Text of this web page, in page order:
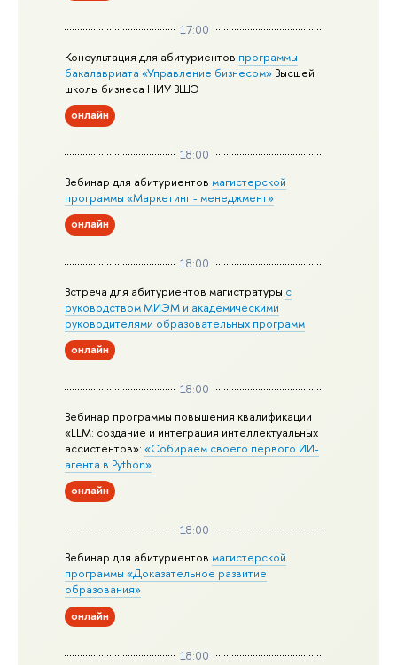
17:00
Консультация для абитуриентов программы
бакалавриата «Управление бизнесом» Высшей
школы бизнеса НИУ ВШЭ
онлайн
18:00
Вебинар для абитуриентовмагистерской
программы «Маркетинг - менеджмент»
онлайн
18:00
Встреча для абитуриентов магистратуры с
руководством МИЭМ и академическими
руководителями образовательных программ
онлайн
18:00
Вебинар программы повышения квалификации
«LLM: создание и интеграция интеллектуальных
ассистентов»:«Собираем своего первого ИИ-
агента в Python»
онлайн
18:00
Вебинар для абитуриентовмагистерской
программы «Доказательное развитие
образования»
онлайн
18:00